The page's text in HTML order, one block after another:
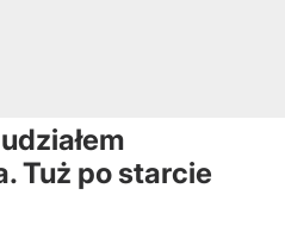
Tuż po starcie